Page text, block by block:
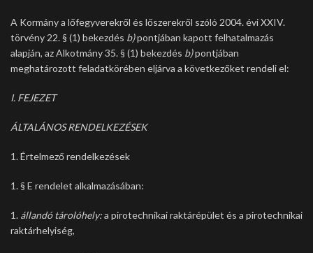
A Kormány a lőfegyverekről és lőszerekről szóló 2004. évi XXIV.
törvény 22. § (1) bekezdés b)pontjában kapott felhatalmazás
alapján, az Alkotmány 35. § (1) bekezdés b)pontjában
meghatározott feladatkörében eljárva a következőket rendeli el:
I. FEJEZET
ÁLTALÁNOS RENDELKEZÉSEK
1. Értelmező rendelkezések
1. § E rendelet alkalmazásában:
1. állandó tárolóhely:a pirotechnikai raktárépület és a pirotechnikai
raktárhelyiség,